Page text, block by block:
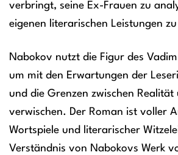
verbringt, seine Ex-Frauen zu
eigenen literarischen Leistungen
Nabokov nutzt die Figur des
um mit den Erwartungen der
und die Grenzen zwischen Realität
verwischen. Der Roman ist voller
Wortspiele und literarischer
Verständnis von Nabokovs Werk